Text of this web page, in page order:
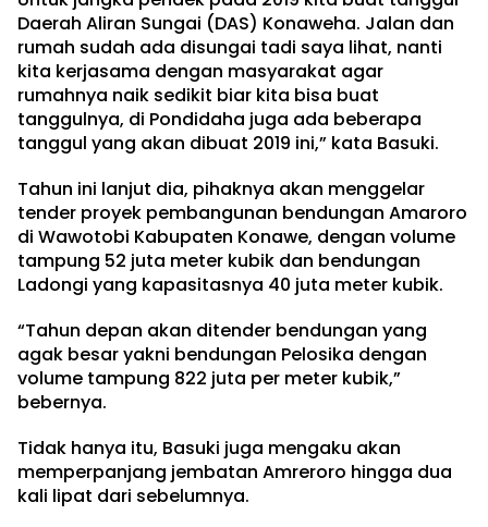
Daerah Aliran Sungai (DAS) Konaweha. Jalan dan
rumah sudah ada disungai tadi saya lihat, nanti
kita kerjasama dengan masyarakat agar
rumahnya naik sedikit biar kita bisa buat
tanggulnya, di Pondidaha juga ada beberapa
tanggul yang akan dibuat 2019 ini,” kata Basuki.
Tahun ini lanjut dia, pihaknya akan menggelar
tender proyek pembangunan bendungan Amaroro
di Wawotobi Kabupaten Konawe, dengan volume
tampung 52 juta meter kubik dan bendungan
Ladongi yang kapasitasnya 40 juta meter kubik.
“Tahun depan akan ditender bendungan yang
agak besar yakni bendungan Pelosika dengan
volume tampung 822 juta per meter kubik,”
bebernya.
Tidak hanya itu, Basuki juga mengaku akan
memperpanjang jembatan Amreroro hingga dua
kali lipat dari sebelumnya.